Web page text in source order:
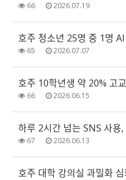
66 2026.07.19
65 2026.07.07
66 2026.06.15
67 2026.06.13